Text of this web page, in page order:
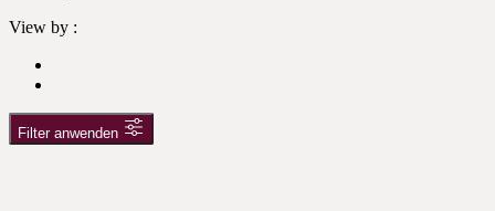
View by :
Filter anwenden